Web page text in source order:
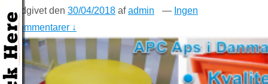
Udgivet den 30/04/2018 afadmin — Ingen
kommentarer ↓